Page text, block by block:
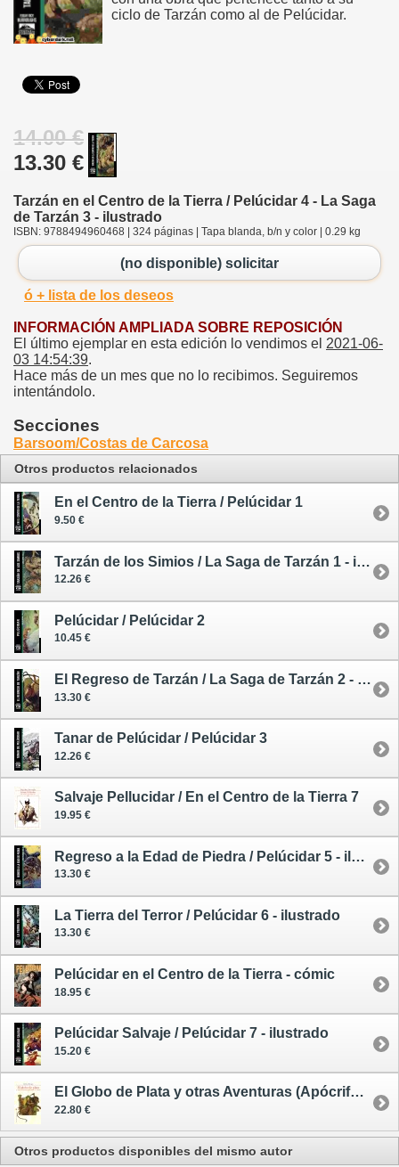
ciclo de Tarzán como al de Pelúcidar.
14.00 €
13.30 €
Tarzán en el Centro de la Tierra / Pelúcidar 4 - La Saga
de Tarzán 3 - ilustrado
ISBN: 9788494960468 | 324 páginas | Tapa blanda, b/n y color | 0.29 kg
(no disponible) solicitar
ó + lista de los deseos
INFORMACIÓN AMPLIADA SOBRE REPOSICIÓN
El último ejemplar en esta edición lo vendimos el 2021-06-
03 14:54:39.
Hace más de un mes que no lo recibimos. Seguiremos
intentándolo.
Secciones
Barsoom/Costas de Carcosa
Otros productos relacionados
En el Centro de la Tierra / Pelúcidar 1
9.50 €
Tarzán de los Simios / La Saga de Tarzán 1 - ilustrado
12.26 €
Pelúcidar / Pelúcidar 2
10.45 €
El Regreso de Tarzán / La Saga de Tarzán 2 - ilustrado
13.30 €
Tanar de Pelúcidar / Pelúcidar 3
12.26 €
Salvaje Pellucidar / En el Centro de la Tierra 7
19.95 €
Regreso a la Edad de Piedra / Pelúcidar 5 - ilustrado
13.30 €
La Tierra del Terror / Pelúcidar 6 - ilustrado
13.30 €
Pelúcidar en el Centro de la Tierra - cómic
18.95 €
Pelúcidar Salvaje / Pelúcidar 7 - ilustrado
15.20 €
El Globo de Plata y otras Aventuras (Apócrifas) de Tarzán
22.80 €
Otros productos disponibles del mismo autor